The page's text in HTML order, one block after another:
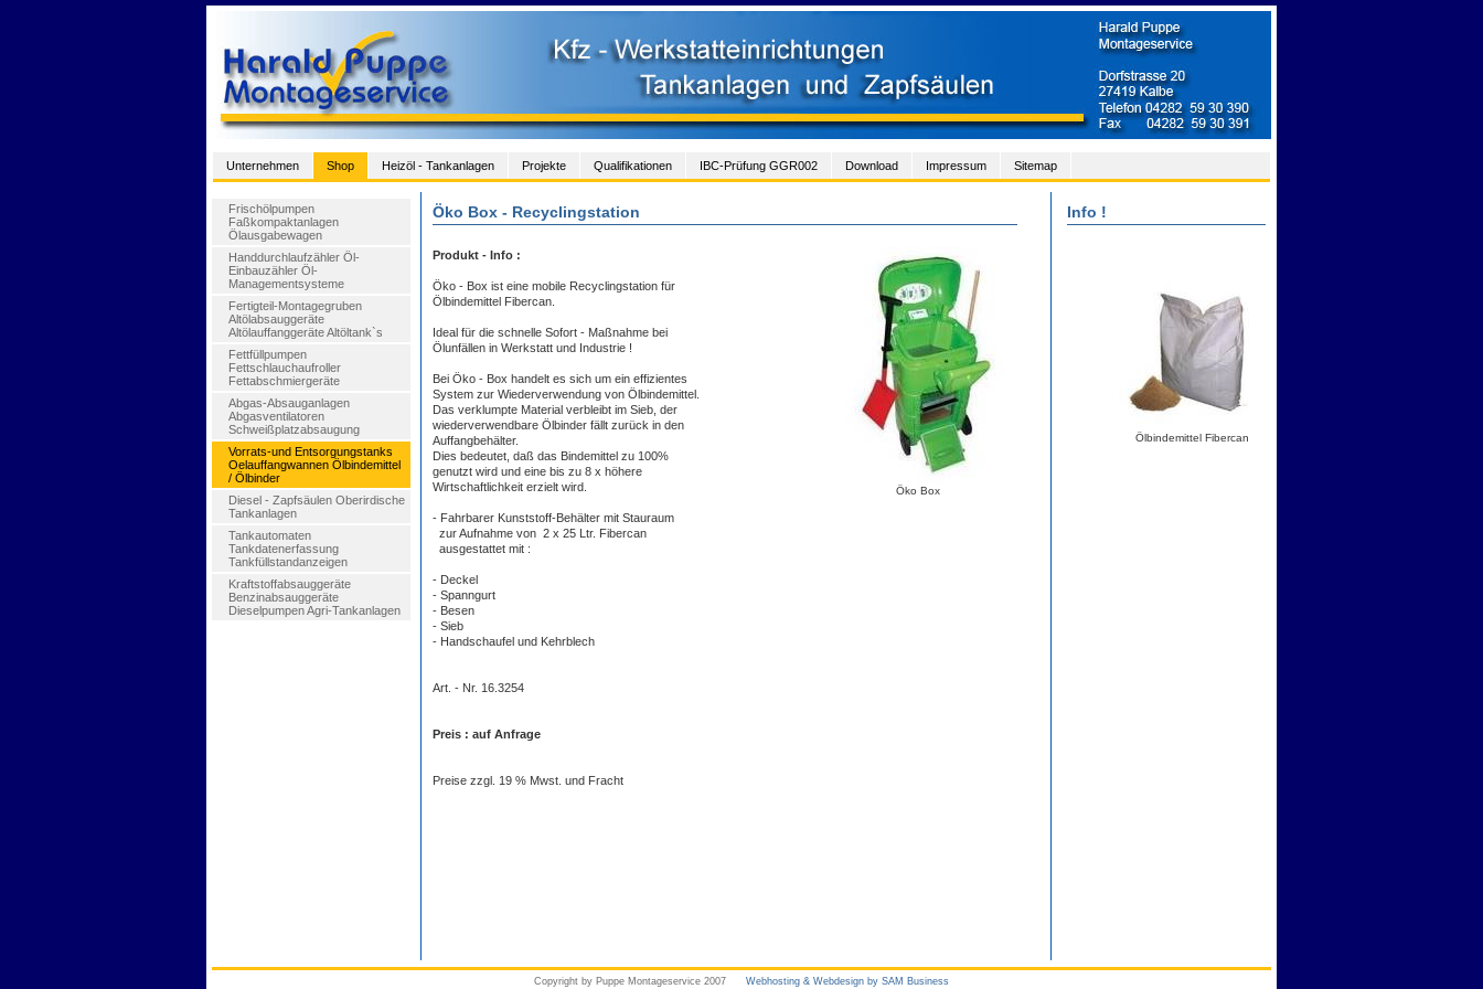
Unternehmen Shop Heizöl - Tankanlagen Projekte Qualifikationen IBC-Prüfung GGR002 Download Impressum Sitemap
Öko Box - Recyclingstation
Öko Box
Produkt - Info :
Öko - Box ist eine mobile Recyclingstation für
Ölbindemittel Fibercan.
Ideal für die schnelle Sofort - Maßnahme bei
Ölunfällen in Werkstatt und Industrie !
Bei Öko - Box handelt es sich um ein effizientes
System zur Wiederverwendung von Ölbindemittel.
Das verklumpte Material verbleibt im Sieb, der
wiederverwendbare Ölbinder fällt zurück in den
Auffangbehälter.
Dies bedeutet, daß das Bindemittel zu 100%
genutzt wird und eine bis zu 8 x höhere
Wirtschaftlichkeit erzielt wird.
- Fahrbarer Kunststoff-Behälter mit Stauraum
zur Aufnahme von 2 x 25 Ltr. Fibercan
ausgestattet mit :
- Deckel
- Spanngurt
- Besen
- Sieb
- Handschaufel und Kehrblech
Art. - Nr. 16.3254
Preis : auf Anfrage
Preise zzgl. 19 % Mwst. und Fracht
Frischölpumpen
Faßkompaktanlagen
Ölausgabewagen
Handdurchlaufzähler Öl-
Einbauzähler Öl-
Managementsysteme
Fertigteil-Montagegruben
Altölabsauggeräte
Altölauffanggeräte Altöltank`s
Fettfüllpumpen
Fettschlauchaufroller
Fettabschmiergeräte
Abgas-Absauganlagen
Abgasventilatoren
Schweißplatzabsaugung
Vorrats-und Entsorgungstanks
Oelauffangwannen Ölbindemittel
/ Ölbinder
Diesel - Zapfsäulen Oberirdische
Tankanlagen
Tankautomaten
Tankdatenerfassung
Tankfüllstandanzeigen
Kraftstoffabsauggeräte
Benzinabsauggeräte
Dieselpumpen Agri-Tankanlagen
Info !
Ölbindemittel Fibercan
Copyright by Puppe Montageservice 2007 Webhosting & Webdesign by SAM Business